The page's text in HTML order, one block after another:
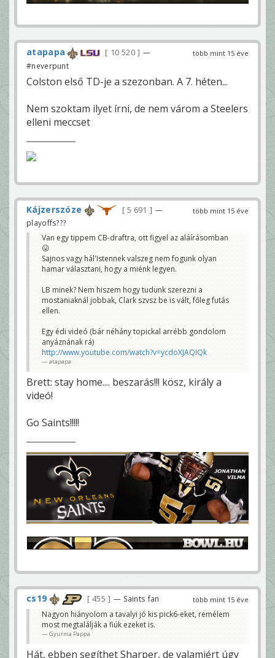
több mint 15 éve
atapapa 10 520
—
#neverpunt
Colston első TD-je a szezonban. A 7. héten...
Nem szoktam ilyet írni, de nem várom a Steelers
elleni meccset
több mint 15 éve
Kájzerszóze 5 691
—
playoffs???
Van egy tippem CB-draftra, ott figyel az aláírásomban
😛
Sajnos vagy hál'Istennek valszeg nem fogunk olyan
hamar választani, hogy a miénk legyen.
LB minek? Nem hiszem hogy tudunk szerezni a
mostaniaknál jobbak, Clark szvsz be is vált, főleg futás
ellen.
Egy édi videó (bár néhány topickal arrébb gondolom
anyáznának rá)
http://www.youtube.com/watch?v=ycdoXJAQIQk
atapapa
Brett: stay home.... beszarás!!! kösz, király a
videó!
Go Saints!!!!!
több mint 15 éve
cs19 455 — Saints fan
Nagyon hiányolom a tavalyi jó kis pick6-eket, remélem
most megtalálják a fiúk ezeket is.
Gyurma Pappa
Hát, ebben segíthet Sharper, de valamiért úgy